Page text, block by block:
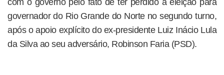
com o governo pelo fato de ter perdido a eleição para
governador do Rio Grande do Norte no segundo turno,
após o apoio explícito do ex-presidente Luiz Inácio Lula
da Silva ao seu adversário, Robinson Faria (PSD).